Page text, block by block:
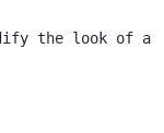
the look of a